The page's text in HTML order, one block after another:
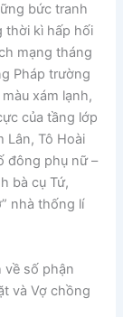
bức tranh
thời kì hấp hối
mạng tháng
Pháp trường
xám lạnh,
của tầng lớp
Lân, Tô Hoài
đông phụ nữ –
bà cụ Tứ,
nhà thống lí
về số phận
và Vợ chồng